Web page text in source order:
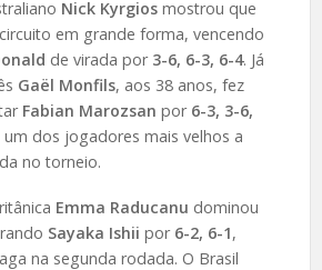
Nick Kyrgiosmostrou que
em grande forma, vencendo
de virada por 3-6, 6-3, 6-4. Já
Gaël Monfils, aos 38 anos, fez
Fabian Marozsan por 6-3, 3-6,
dos jogadores mais velhos a
no torneio.
Emma Raducanu dominou
Sayaka Ishii por 6-2, 6-1,
na segunda rodada. O Brasil